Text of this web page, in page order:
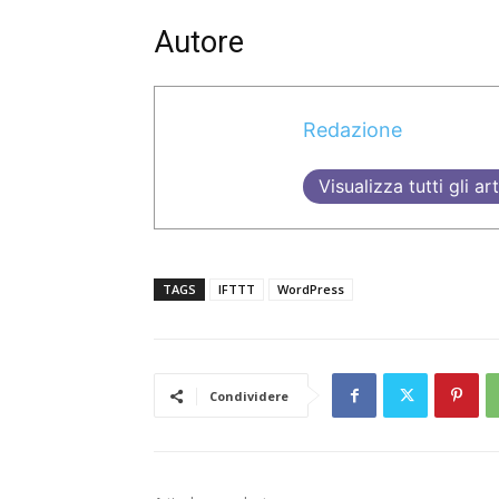
Autore
Redazione
Visualizza tutti gli
TAGS IFTTT WordPress
Condividere